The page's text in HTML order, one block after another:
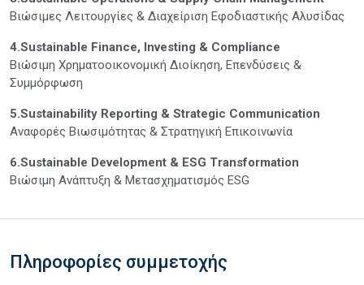
Βιώσιμες Λειτουργίες & Διαχείριση Εφοδιαστικής Αλυσίδας
4.Sustainable Finance, Investing & Compliance
Βιώσιμη Χρηματοοικονομική Διοίκηση, Επενδύσεις &
Συμμόρφωση
5.Sustainability Reporting & Strategic Communication
Αναφορές Βιωσιμότητας & Στρατηγική Επικοινωνία
6.Sustainable Development & ESG Transformation
Βιώσιμη Ανάπτυξη & Μετασχηματισμός ESG
Πληροφορίες συμμετοχής